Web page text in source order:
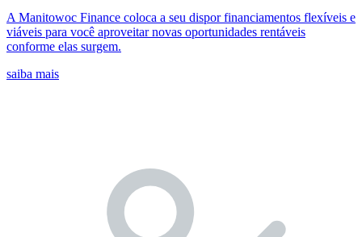
A Manitowoc Finance coloca a seu dispor financiamentos flexíveis e
viáveis para você aproveitar novas oportunidades rentáveis
conforme elas surgem.
saiba mais